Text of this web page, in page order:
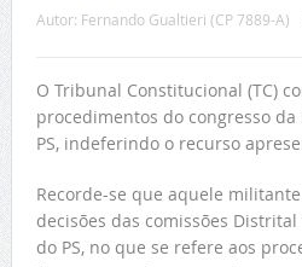
Autor: Fernando Gualtieri (CP 7889-A)
O Tribunal Constitucional (TC)
procedimentos do congresso da
PS, indeferindo o recurso
Recorde-se que aquele
decisões das comissões
do PS, no que se refere aos